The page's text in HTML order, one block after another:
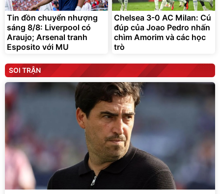
Tin đồn chuyển nhượng
sáng 8/8: Liverpool có
Araujo; Arsenal tranh
Esposito với MU
Chelsea 3-0 AC Milan: Cú
đúp của Joao Pedro nhấn
chìm Amorim và các học
trò
SOI TRẬN